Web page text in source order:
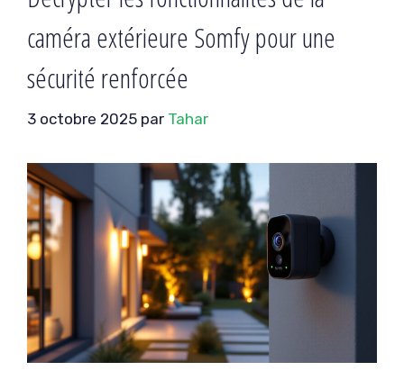
caméra extérieure Somfy pour une
sécurité renforcée
3 octobre 2025 par Tahar